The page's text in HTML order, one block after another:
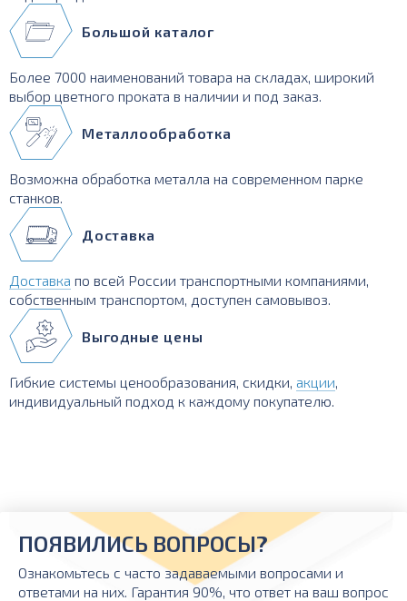
Большой каталог
Более 7000 наименований товара на складах, широкий
выбор цветного проката в наличии и под заказ.
Металлообработка
Возможна обработка металла на современном парке
станков.
Доставка
Доставка по всей России транспортными компаниями,
собственным транспортом, доступен самовывоз.
Выгодные цены
Гибкие системы ценообразования, скидки, акции,
индивидуальный подход к каждому покупателю.
ПОЯВИЛИСЬ ВОПРОСЫ?
Ознакомьтесь с часто задаваемыми вопросами и
ответами на них. Гарантия 90%, что ответ на ваш вопрос